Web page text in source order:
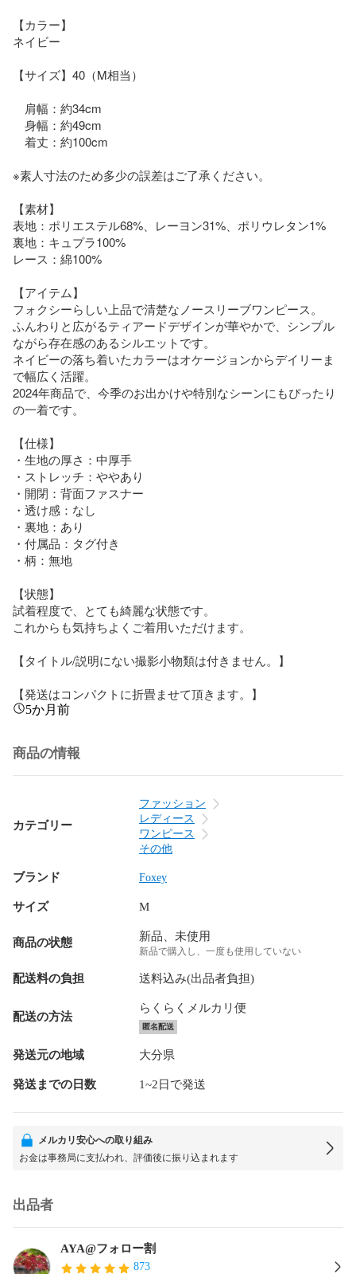
【カラー】
ネイビー
【サイズ】40（M相当）
肩幅：約34cm
身幅：約49cm
着丈：約100cm
※素人寸法のため多少の誤差はご了承ください。
【素材】
表地：ポリエステル68%、レーヨン31%、ポリウレタン1%
裏地：キュプラ100%
レース：綿100%
【アイテム】
フォクシーらしい上品で清楚なノースリーブワンピース。
ふんわりと広がるティアードデザインが華やかで、シンプル
ながら存在感のあるシルエットです。
ネイビーの落ち着いたカラーはオケージョンからデイリーま
で幅広く活躍。
2024年商品で、今季のお出かけや特別なシーンにもぴったり
の一着です。
【仕様】
・生地の厚さ：中厚手
・ストレッチ：ややあり
・開閉：背面ファスナー
・透け感：なし
・裏地：あり
・付属品：タグ付き
・柄：無地
【状態】
試着程度で、とても綺麗な状態です。
これからも気持ちよくご着用いただけます。
【タイトル/説明にない撮影小物類は付きません。】
【発送はコンパクトに折畳ませて頂きます。】
5か月前
商品の情報
カテゴリー
ファッション
レディース
ワンピース
その他
ブランド Foxey
サイズ M
商品の状態 新品、未使用
新品で購入し、一度も使用していない
配送料の負担 送料込み(出品者負担)
配送の方法
らくらくメルカリ便
匿名配送
発送元の地域 大分県
発送までの日数 1~2日で発送
メルカリ安心への取り組み
お金は事務局に支払われ、評価後に振り込まれます
出品者
AYA@フォロー割
873